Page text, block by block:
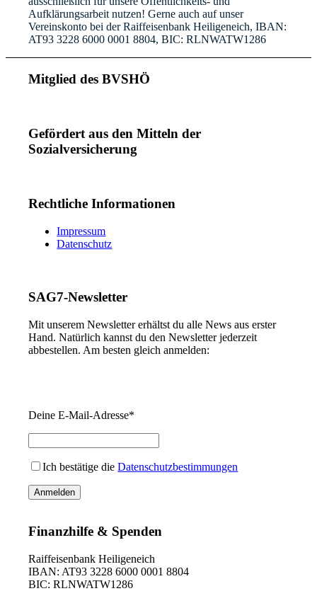
Aufklärungsarbeit nutzen! Gerne auch auf unser
Vereinskonto bei der Raiffeisenbank Heiligeneich, IBAN:
AT93 3228 6000 0001 8804, BIC: RLNWATW1286
Mitglied des BVSHÖ
Gefördert aus den Mitteln der
Sozialversicherung
Rechtliche Informationen
Impressum
Datenschutz
SAG7-Newsletter
Mit unserem Newsletter erhältst du alle News aus erster
Hand. Natürlich kannst du den Newsletter jederzeit
abbestellen. Am besten gleich anmelden:
Deine E-Mail-Adresse*
Ich bestätige dieDatenschutzbestimmungen
Finanzhilfe & Spenden
Raiffeisenbank Heiligeneich
IBAN: AT93 3228 6000 0001 8804
BIC: RLNWATW1286